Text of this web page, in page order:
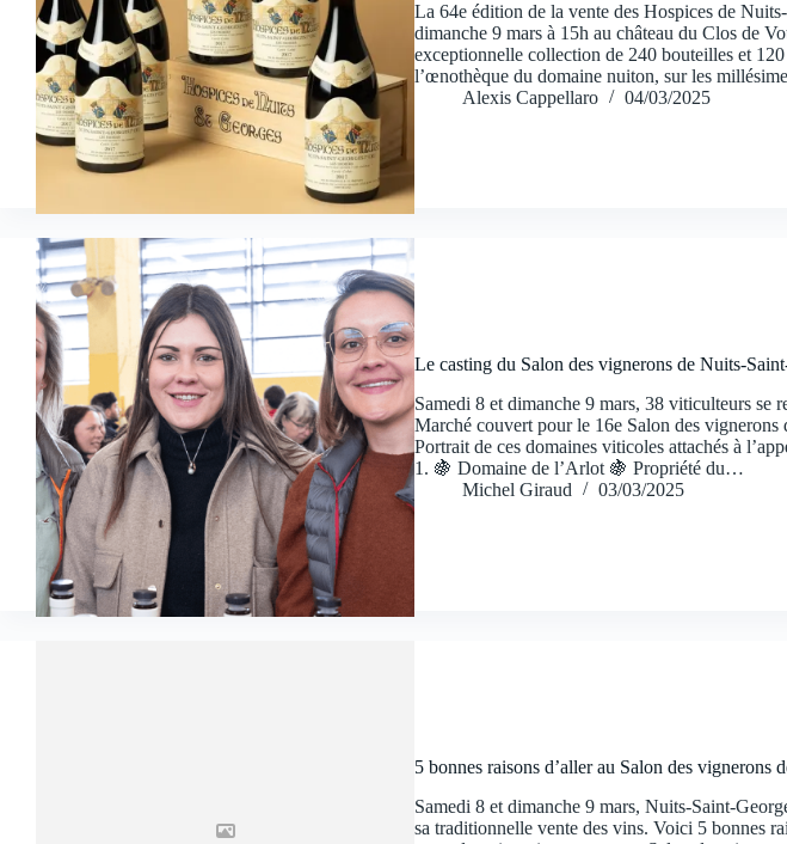
La 64e édition de la vente des Hospices de
dimanche 9 mars à 15h au château du Clos de
exceptionnelle collection de 240 bouteilles et 120
l’œnothèque du domaine nuiton, sur les
Alexis Cappellaro
04/03/2025
Le casting du Salon des vignerons de Nuits-
Samedi 8 et dimanche 9 mars, 38 viticulteurs se
Marché couvert pour le 16e Salon des vignerons
Portrait de ces domaines viticoles attachés à
1. 🍇 Domaine de l’Arlot 🍇 Propriété du…
Michel Giraud
03/03/2025
5 bonnes raisons d’aller au Salon des vignerons
Samedi 8 et dimanche 9 mars, Nuits-Saint-
sa traditionnelle vente des vins. Voici 5 bonnes